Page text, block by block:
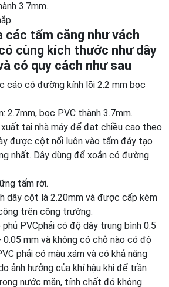
3.7mm.
các tấm căng như vách
cùng kích thước như dây
có quy cách như sau
cáo có đường kính lõi 2.2 mm bọc
2.7mm, bọc PVC thành 3.7mm.
xuất tại nhà máy để đạt chiều cao theo
được cột nối luôn vào tấm đáy tạo
nhất. Dây dùng để xoắn có đường
tấm rời.
dây cột là 2.20mm và được cấp kèm
trên công trường.
PVCphải có độ dày trung bình 0.5
mm và không có chỗ nào có độ
phải có màu xám và có khả năng
ảnh hưởng của khí hậu khi để trần
nước mặn, tính chất đó không